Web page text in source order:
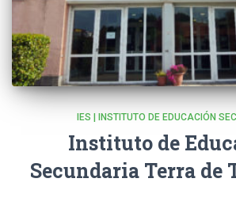
IES | INSTITUTO DE EDUCACIÓN
Instituto de
Secundaria Terra de